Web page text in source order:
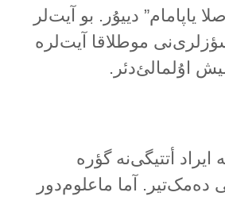
یاپامام” دییۇر. بو آیت‌لر
موطلاقا آیت‌لرە
اۇلمالئ‌دئر.
أتتیگی‌نە گؤرە
دەمک‌تیر. آما ماعلوم‌دور